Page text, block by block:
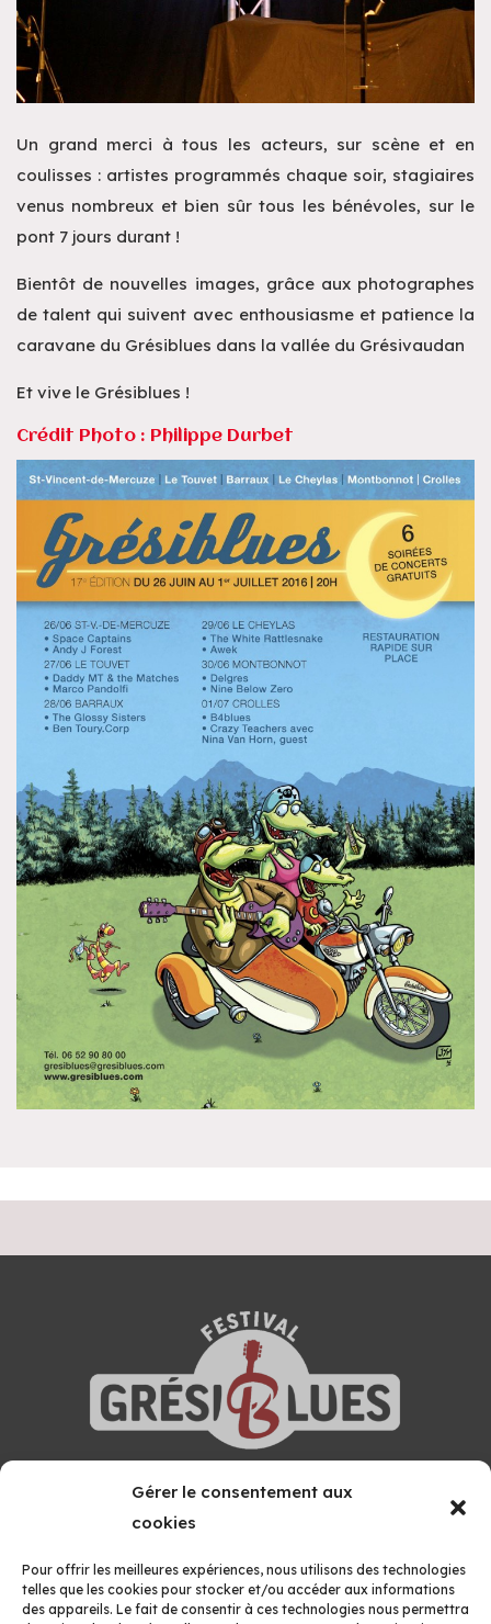
Gérer le consentement aux
cookies
Pour offrir les meilleures expériences, nous utilisons des technologies
telles que les cookies pour stocker et/ou accéder aux informations
des appareils. Le fait de consentir à ces technologies nous permettra
Un grand merci à tous les acteurs, sur scène et en
coulisses : artistes programmés chaque soir, stagiaires
venus nombreux et bien sûr tous les bénévoles, sur le
pont 7 jours durant !
Bientôt de nouvelles images, grâce aux photographes
de talent qui suivent avec enthousiasme et patience la
caravane du Grésiblues dans la vallée du Grésivaudan
Et vive le Grésiblues !
Crédit Photo : Philippe Durbet
GRÉSIVAUDAN BLUES FESTIVAL
MAISON DES ASSOCIATIONS
38660 LE TOUVET